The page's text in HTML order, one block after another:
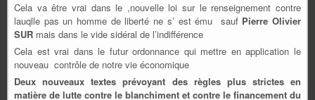
Cela va être vrai dans le ,nouvelle loi sur le renseignement contre
lauqlle pas un homme de liberté ne s’ est ému sauf Pierre Olivier
SUR mais dans le vide sidéral de l’indifférence
Cela est vrai dans le futur ordonnance qui mettre en application le
nouveau contrôle de notre vie économique
Deux nouveaux textes prévoyant des règles plus strictes en
matière de lutte contre le blanchiment et contre le financement du